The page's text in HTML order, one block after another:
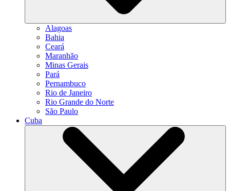
Alagoas
Bahia
Ceará
Maranhão
Minas Gerais
Pará
Pernambuco
Rio de Janeiro
Rio Grande do Norte
São Paulo
Cuba